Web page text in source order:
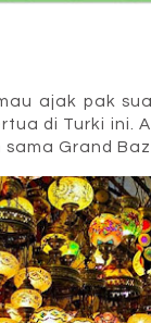
ajak pak
di Turki ini.
sama Grand